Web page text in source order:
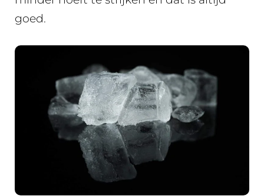
goed.